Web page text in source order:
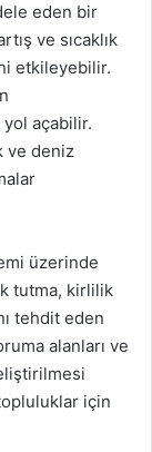
eden bir
ve sıcaklık
etkileyebilir.
açabilir.
ve deniz
üzerinde
tutma, kirlilik
tehdit eden
alanları ve
için